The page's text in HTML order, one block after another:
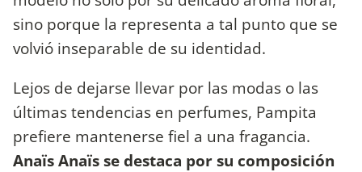
sino porque la representa a tal punto que se
volvió inseparable de su identidad.
Lejos de dejarse llevar por las modas o las
últimas tendencias en perfumes, Pampita
prefiere mantenerse fiel a una fragancia.
Anaïs Anaïs se destaca por su composición